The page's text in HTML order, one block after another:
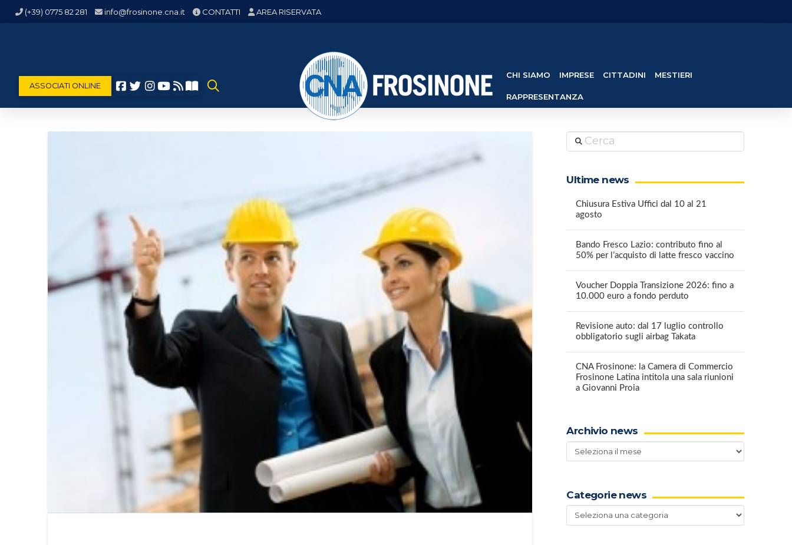
(+39) 0775 82 281 info@frosinone.cna.it CONTATTI AREA RISERVATA
ASSOCIATI ONLINE
CHI SIAMO IMPRESE CITTADINI MESTIERI
RAPPRESENTANZA
Cerca
Ultime news
Chiusura Estiva Uffici dal 10 al 21
agosto
Bando Fresco Lazio: contributo fino al
50% per l’acquisto di latte fresco vaccino
Voucher Doppia Transizione 2026: fino a
10.000 euro a fondo perduto
Revisione auto: dal 17 luglio controllo
obbligatorio sugli airbag Takata
CNA Frosinone: la Camera di Commercio
Frosinone Latina intitola una sala riunioni
a Giovanni Proia
Archivio news
Archivio
news
Categorie news
Categorie
news